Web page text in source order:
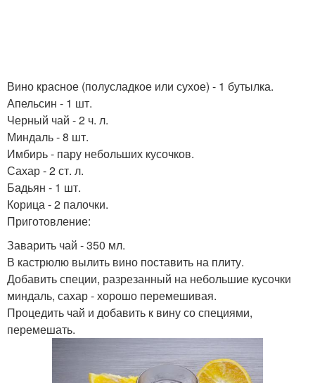
Вино красное (полусладкое или сухое) - 1 бутылка.
Апельсин - 1 шт.
Черный чай - 2 ч. л.
Миндаль - 8 шт.
Имбирь - пару небольших кусочков.
Сахар - 2 ст. л.
Бадьян - 1 шт.
Корица - 2 палочки.
Приготовление:
Заварить чай - 350 мл.
В кастрюлю вылить вино поставить на плиту.
Добавить специи, разрезанный на небольшие кусочки
миндаль, сахар - хорошо перемешивая.
Процедить чай и добавить к вину со специями,
перемешать.